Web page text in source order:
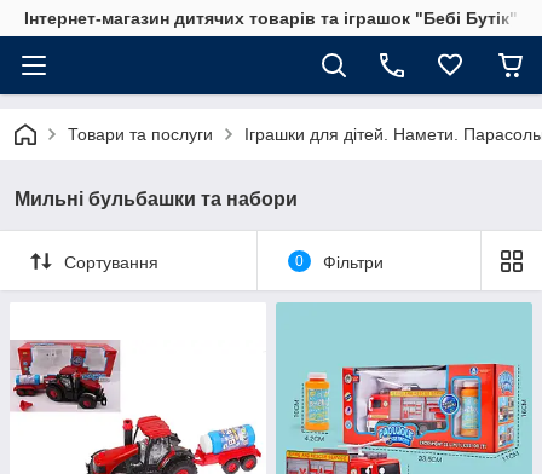
Інтернет-магазин дитячих товарів та іграшок "Бебі Бутік"
Товари та послуги Іграшки для дітей. Намети.
Мильні бульбашки та набори
Сортування 0 Фільтри